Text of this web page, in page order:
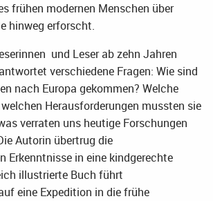
frühen modernen Menschen über
hinweg erforscht.
und Leser ab zehn Jahren
verschiedene Fragen: Wie sind
nach Europa gekommen? Welche
Herausforderungen mussten sie
verraten uns heutige Forschungen
Autorin übertrug die
Erkenntnisse in eine kindgerechte
illustrierte Buch führt
eine Expedition in die frühe